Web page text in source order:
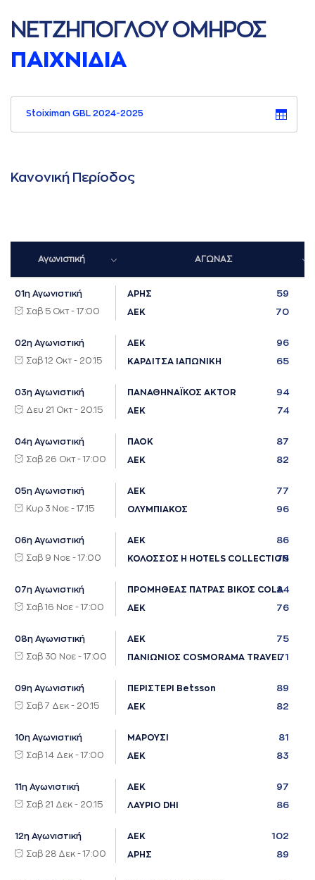
ΝΕΤΖΗΠΟΓΛΟΥ ΟΜΗΡΟΣ
ΠAΙΧΝΙΔΙA
Stoiximan GBL 2024-2025
Κανονική Περίοδος
Αγωνιστική ΑΓΩΝΑΣ
01η Αγωνιστική
Σαβ 5 Οκτ - 17:00
ΑΡΗΣ 59
ΑΕΚ 70
02η Αγωνιστική
Σαβ 12 Οκτ - 20:15
ΑΕΚ 96
ΚΑΡΔΙΤΣΑ ΙΑΠΩΝΙΚΗ 65
03η Αγωνιστική
Δευ 21 Οκτ - 20:15
ΠΑΝΑΘΗΝΑΪΚΟΣ AKTOR 94
ΑΕΚ 74
04η Αγωνιστική
Σαβ 26 Οκτ - 17:00
ΠΑΟΚ 87
ΑΕΚ 82
05η Αγωνιστική
Κυρ 3 Νοε - 17:15
ΑΕΚ 77
ΟΛΥΜΠΙΑΚΟΣ 96
06η Αγωνιστική
Σαβ 9 Νοε - 17:00
ΑΕΚ 86
ΚΟΛΟΣΣΟΣ H HOTELS COLLECTION
75
07η Αγωνιστική
Σαβ 16 Νοε - 17:00
ΠΡΟΜΗΘΕΑΣ ΠΑΤΡΑΣ ΒΙΚΟΣ COLA84
ΑΕΚ 76
08η Αγωνιστική
Σαβ 30 Νοε - 17:00
ΑΕΚ 75
ΠΑΝΙΩΝΙΟΣ COSMORAMA TRAVEL71
09η Αγωνιστική
Σαβ 7 Δεκ - 20:15
ΠΕΡΙΣΤΕΡΙ Betsson 89
ΑΕΚ 82
10η Αγωνιστική
Σαβ 14 Δεκ - 17:00
ΜΑΡΟΥΣΙ 81
ΑΕΚ 83
11η Αγωνιστική
Σαβ 21 Δεκ - 20:15
ΑΕΚ 97
ΛΑΥΡΙΟ DHI 86
12η Αγωνιστική
Σαβ 28 Δεκ - 17:00
ΑΕΚ 102
ΑΡΗΣ 89